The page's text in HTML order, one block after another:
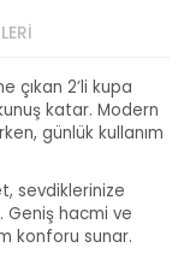
çıkan 2’li kupa
katar. Modern
günlük kullanım
sevdiklerinize
hacmi ve
konforu sunar.